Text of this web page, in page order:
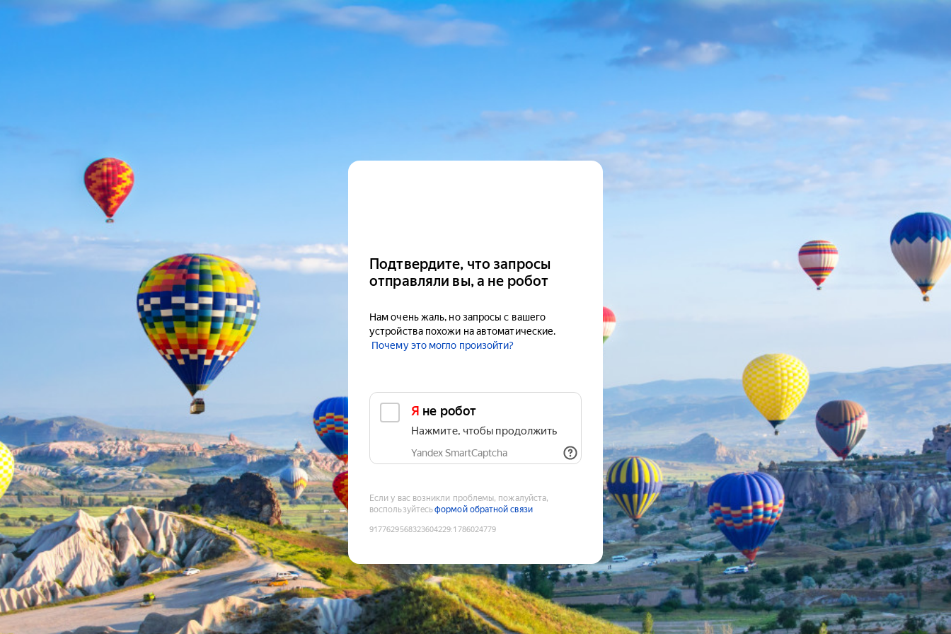
Подтвердите, что запросы
отправляли вы, а не робот
Нам очень жаль, но запросы с вашего
устройства похожи на автоматические.
Почему это могло произойти?
Я не робот
Нажмите, чтобы продолжить
Yandex SmartCaptcha
Если у вас возникли проблемы, пожалуйста,
воспользуйтесьформой обратной связи
9177629568323604229:1786024779